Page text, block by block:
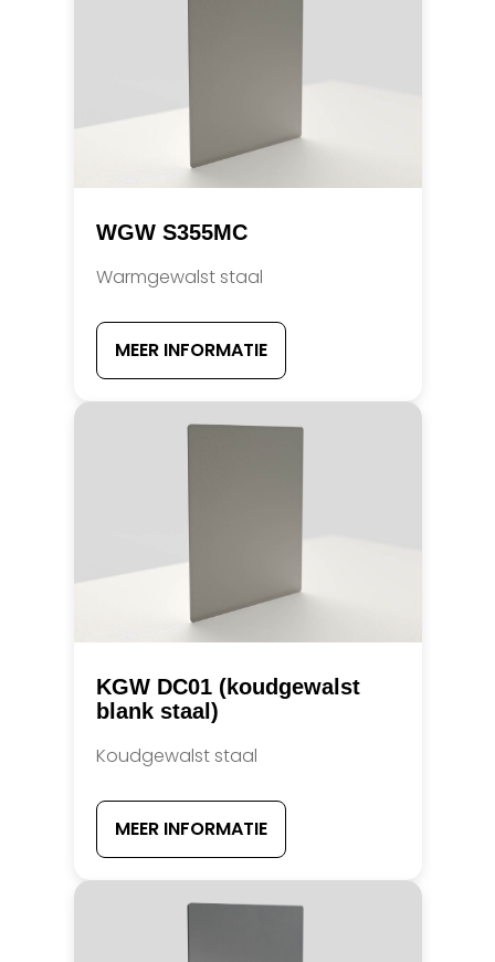
WGW S355MC
Warmgewalst staal
MEER INFORMATIE
KGW DC01 (koudgewalst
blank staal)
Koudgewalst staal
MEER INFORMATIE